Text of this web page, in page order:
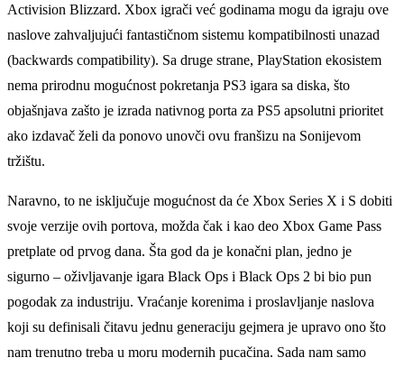
Activision Blizzard. Xbox igrači već godinama mogu da igraju ove
naslove zahvaljujući fantastičnom sistemu kompatibilnosti unazad
(backwards compatibility). Sa druge strane, PlayStation ekosistem
nema prirodnu mogućnost pokretanja PS3 igara sa diska, što
objašnjava zašto je izrada nativnog porta za PS5 apsolutni prioritet
ako izdavač želi da ponovo unovči ovu franšizu na Sonijevom
tržištu.
Naravno, to ne isključuje mogućnost da će Xbox Series X i S dobiti
svoje verzije ovih portova, možda čak i kao deo Xbox Game Pass
pretplate od prvog dana. Šta god da je konačni plan, jedno je
sigurno – oživljavanje igara Black Ops i Black Ops 2 bi bio pun
pogodak za industriju. Vraćanje korenima i proslavljanje naslova
koji su definisali čitavu jednu generaciju gejmera je upravo ono što
nam trenutno treba u moru modernih pucačina. Sada nam samo